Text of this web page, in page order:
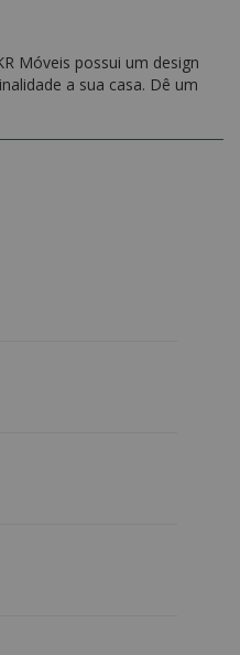
Móveis possui um design
a sua casa. Dê um
Imbuia Mel , Castanho e Off